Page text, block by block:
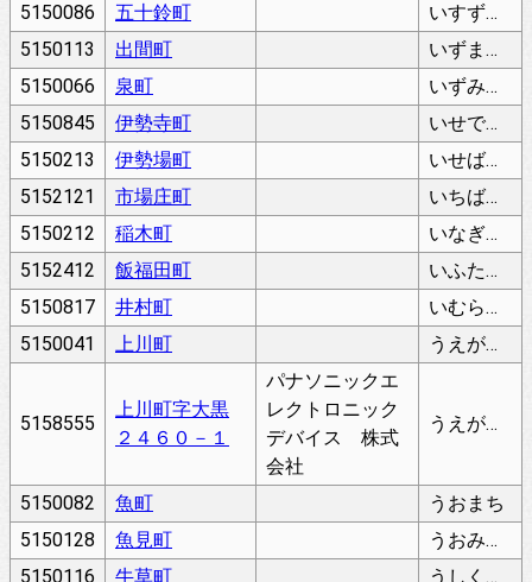
5150086
五十鈴町
いすずちょう
5150113
出間町
いずまちょう
5150066
泉町
いずみちょう
5150845
伊勢寺町
いせでらちょう
5150213
伊勢場町
いせばちょう
5152121
市場庄町
いちばしょうちょう
5150212
稲木町
いなぎちょう
5152412
飯福田町
いふたちょう
5150817
井村町
いむらちょう
5150041
上川町 うえがわちょう
5158555
上川町字大黒
２４６０－１
パナソニックエ
レクトロニック
デバイス 株式
会社
うえがわちょう
5150082 魚町
うおまち
5150128
魚見町
うおみちょう
5150116
牛草町
うしくさちょう